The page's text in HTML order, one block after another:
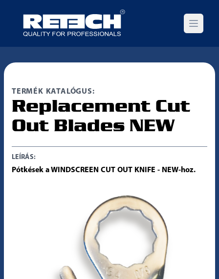
Open
TERMÉK KATALÓGUS:
Replacement Cut
Out Blades NEW
LEÍRÁS:
Pótkések a WINDSCREEN CUT OUT KNIFE - NEW-hoz.